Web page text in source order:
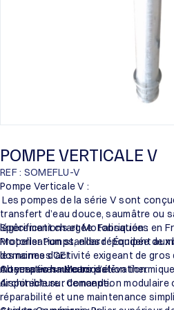
POMPE VERTICALE V
REF : SOMEFLU-V
Pompe Verticale V :
Les pompes de la série V sont
transfert d’eau douce, saumâtre ou
légèrement chargée. Fabriquées en
Propeller Pumps, elles répondent
domaines d’activité exigeant de
moyennes hauteurs d’élévation.
Spécifications et Motorisation :
Motorisation standard : Équipée de
les normes CEI.
Alternatives : Motorisation
disponible sur demande.
Conception mécanique :
Architecture : Conception modulaire
réparabilité et une maintenance